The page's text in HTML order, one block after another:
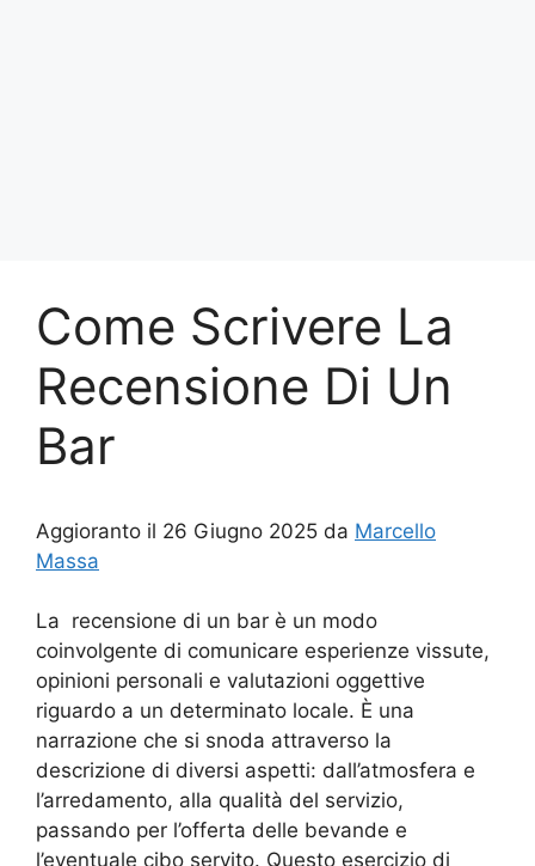
Come Scrivere La
Recensione Di Un
Bar
Aggioranto il 26 Giugno 2025 da Marcello
Massa
La recensione di un bar è un modo
coinvolgente di comunicare esperienze vissute,
opinioni personali e valutazioni oggettive
riguardo a un determinato locale. È una
narrazione che si snoda attraverso la
descrizione di diversi aspetti: dall’atmosfera e
l’arredamento, alla qualità del servizio,
passando per l’offerta delle bevande e
l’eventuale cibo servito. Questo esercizio di